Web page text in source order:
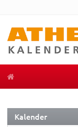
Kalender